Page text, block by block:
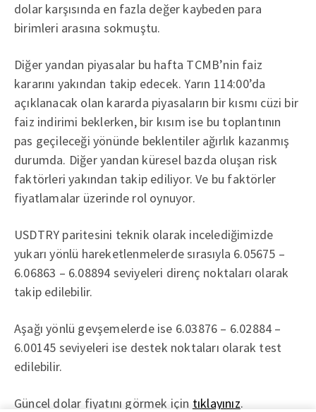
dolar karşısında en fazla değer kaybeden para
birimleri arasına sokmuştu.
Diğer yandan piyasalar bu hafta TCMB’nin faiz
kararını yakından takip edecek. Yarın 114:00’da
açıklanacak olan kararda piyasaların bir kısmı cüzi bir
faiz indirimi beklerken, bir kısım ise bu toplantının
pas geçileceği yönünde beklentiler ağırlık kazanmış
durumda. Diğer yandan küresel bazda oluşan risk
faktörleri yakından takip ediliyor. Ve bu faktörler
fiyatlamalar üzerinde rol oynuyor.
USDTRY paritesini teknik olarak incelediğimizde
yukarı yönlü hareketlenmelerde sırasıyla 6.05675 –
6.06863 – 6.08894 seviyeleri direnç noktaları olarak
takip edilebilir.
Aşağı yönlü gevşemelerde ise 6.03876 – 6.02884 –
6.00145 seviyeleri ise destek noktaları olarak test
edilebilir.
Güncel dolar fiyatını görmek için tıklayınız.